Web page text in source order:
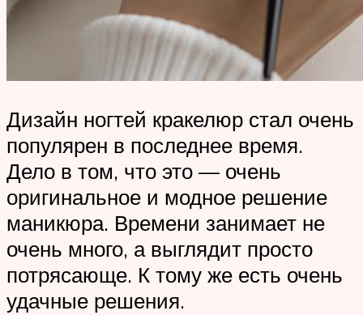
Дизайн ногтей кракелюр стал очень
популярен в последнее время.
Дело в том, что это — очень
оригинальное и модное решение
маникюра. Времени занимает не
очень много, а выглядит просто
потрясающе. К тому же есть очень
удачные решения.